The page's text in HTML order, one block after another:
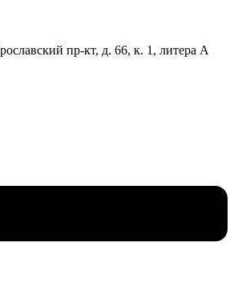
пр-кт, д. 66, к. 1, литера А